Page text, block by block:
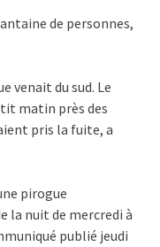
de personnes,
venait du sud. Le
matin près des
pris la fuite, a
pirogue
la nuit de mercredi à
publié jeudi